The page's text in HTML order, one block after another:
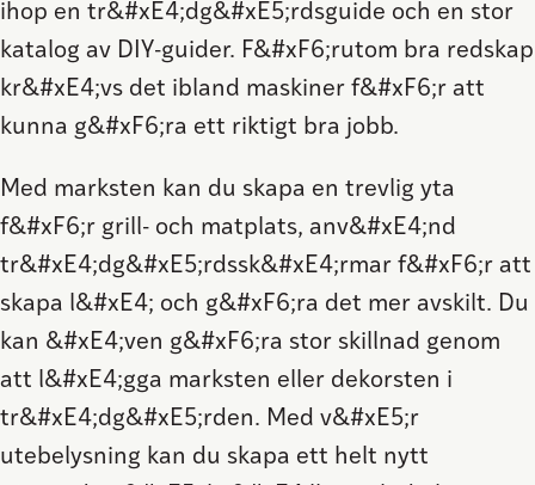
ihop en tr&#xE4;dg&#xE5;rdsguide och en stor
katalog av DIY-guider. F&#xF6;rutom bra redskap
kr&#xE4;vs det ibland maskiner f&#xF6;r att
kunna g&#xF6;ra ett riktigt bra jobb.
Med marksten kan du skapa en trevlig yta
f&#xF6;r grill- och matplats, anv&#xE4;nd
tr&#xE4;dg&#xE5;rdssk&#xE4;rmar f&#xF6;r att
skapa l&#xE4; och g&#xF6;ra det mer avskilt. Du
kan &#xE4;ven g&#xF6;ra stor skillnad genom
att l&#xE4;gga marksten eller dekorsten i
tr&#xE4;dg&#xE5;rden. Med v&#xE5;r
utebelysning kan du skapa ett helt nytt